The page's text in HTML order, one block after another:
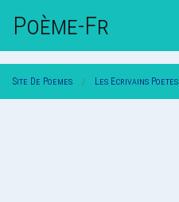
Poème-Fr
Site De Poemes Les Ecrivains Poetes